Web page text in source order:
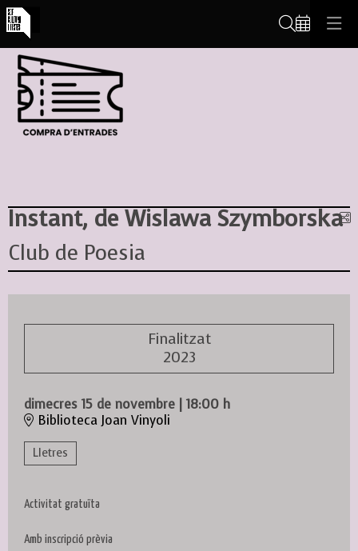
Instant, de Wislawa Szymborska
Club de Poesia
Finalitzat
2023
dimecres 15 de novembre | 18:00 h
Biblioteca Joan Vinyoli
Lletres
Activitat gratuïta
Amb inscripció prèvia